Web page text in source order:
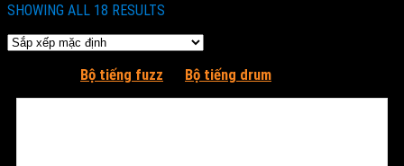
SHOWING ALL 18 RESULTS
Bộ tiếng fuzz Bộ tiếng drum